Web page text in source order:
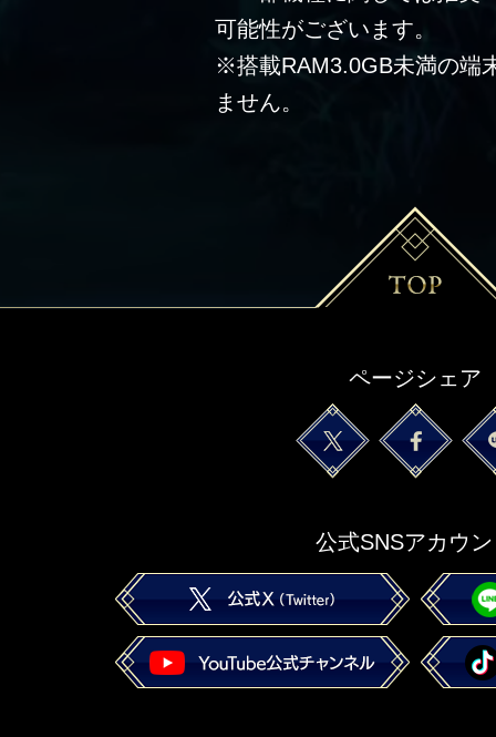
可能性がございます。
※搭載RAM3.0GB未満の端
ません。
ページシェア
公式SNSアカウ